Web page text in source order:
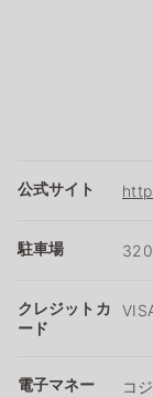
公式サイト
駐車場
クレジットカ
ード
電子マネー
コ